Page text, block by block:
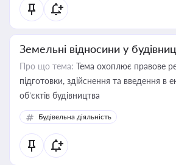
Земельні відносини у
Про що тема: Тема охоплює правове
підготовки, здійснення та введення в
об’єктів будівництва
Будівельна діяльність